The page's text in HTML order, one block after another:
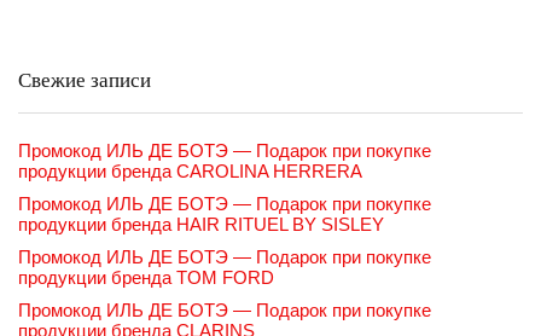
Свежие записи
Промокод ИЛЬ ДЕ БОТЭ — Подарок при покупке
продукции бренда CAROLINA HERRERA
Промокод ИЛЬ ДЕ БОТЭ — Подарок при покупке
продукции бренда HAIR RITUEL BY SISLEY
Промокод ИЛЬ ДЕ БОТЭ — Подарок при покупке
продукции бренда TOM FORD
Промокод ИЛЬ ДЕ БОТЭ — Подарок при покупке
продукции бренда CLARINS